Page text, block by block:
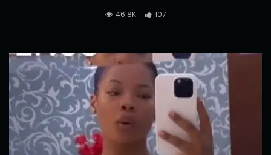
46.8K 107
Reprodutor
vídeo